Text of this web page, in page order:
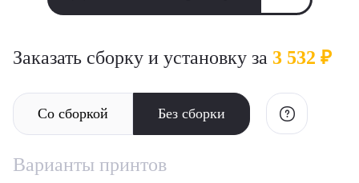
Заказать сборку и установку за 3 532 ₽
Со сборкой Без сборки
Варианты принтов